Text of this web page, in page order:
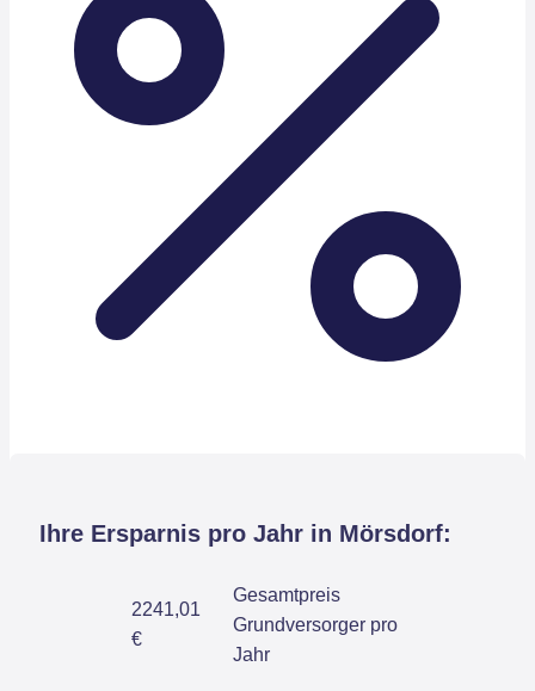
Ihre Ersparnis pro Jahr in Mörsdorf:
2241,01
€
Gesamtpreis
Grundversorger pro
Jahr